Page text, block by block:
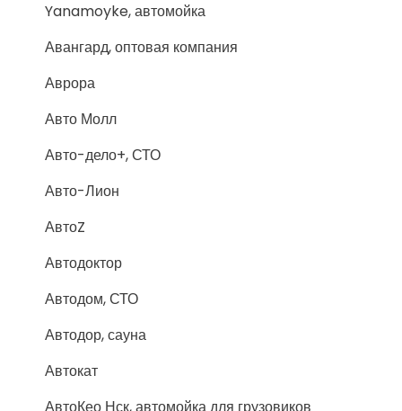
Yanamoyke, автомойка
Авангард, оптовая компания
Аврора
Авто Молл
Авто-дело+, СТО
Авто-Лион
АвтоZ
Автодоктор
Автодом, СТО
Автодор, сауна
Автокат